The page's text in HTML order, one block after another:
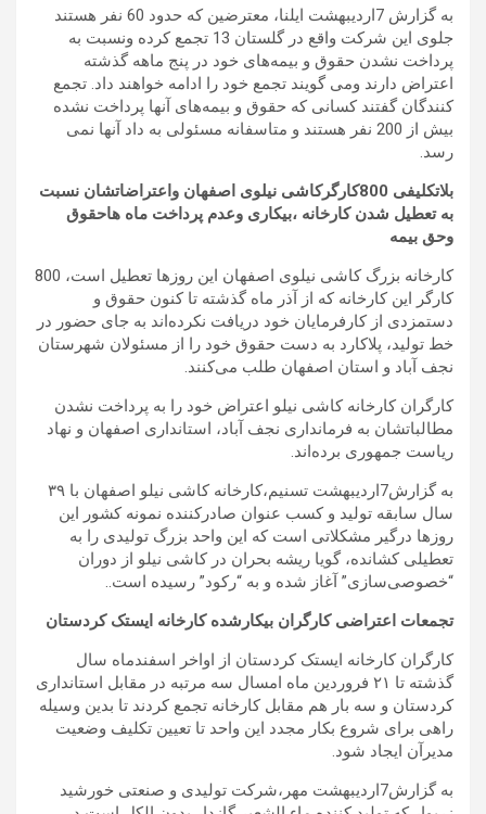
به گزارش 7اردیبهشت ایلنا، معترضین که حدود 60 نفر هستند
جلوی این شرکت واقع در گلستان 13 تجمع کرده ونسبت به
پرداخت نشدن حقوق و بیمه‌های خود در پنج ماهه گذشته
اعتراض دارند ومی گویند تجمع خود را ادامه خواهند داد. تجمع
کنندگان گفتند کسانی که حقوق و بیمه‌های آنها پرداخت نشده
بیش از 200 نفر هستند و متاسفانه مسئولی به داد آنها نمی
رسد.
بلاتکلیفی 800کارگرکاشی نیلوی اصفهان واعتراضاتشان نسبت
به تعطیل شدن کارخانه ،بیکاری وعدم پرداخت ماه هاحقوق
وحق بیمه
کارخانه بزرگ کاشی نیلوی اصفهان این روزها تعطیل است، 800
کارگر این کارخانه که از آذر ماه گذشته تا کنون حقوق و
دستمزدی از کارفرمایان خود دریافت نکرده‌اند به جای حضور در
خط تولید، پلاکارد به دست حقوق خود را از مسئولان شهرستان
نجف آباد و استان اصفهان طلب می‌کنند.
کارگران کارخانه کاشی نیلو اعتراض خود را به پرداخت نشدن
مطالباتشان به فرمانداری نجف آباد، استانداری اصفهان و نهاد
ریاست جمهوری برده‌اند.
به گزارش7اردیبهشت تسنیم،کارخانه کاشی نیلو اصفهان با ۳۹
سال سابقه تولید و کسب عنوان صادرکننده نمونه کشور این
روزها درگیر مشکلاتی است که این واحد بزرگ تولیدی را به
تعطیلی کشانده، گویا ریشه بحران در کاشی نیلو از دوران
“خصوصی‌سازی” آغاز شده و به “رکود” رسیده است..
تجمعات اعتراضی کارگران بیکارشده کارخانه ایستک کردستان
کارگران کارخانه ایستک کردستان از اواخر اسفندماه سال
گذشته تا ۲۱ فروردین ماه امسال سه مرتبه در مقابل استانداری
کردستان و سه بار هم مقابل کارخانه تجمع کردند تا بدین وسیله
راهی برای شروع بکار مجدد این واحد تا تعیین تکلیف وضعیت
مدیرآن ایجاد شود.
به گزارش7اردیبهشت مهر،شرکت تولیدی و صنعتی خورشید